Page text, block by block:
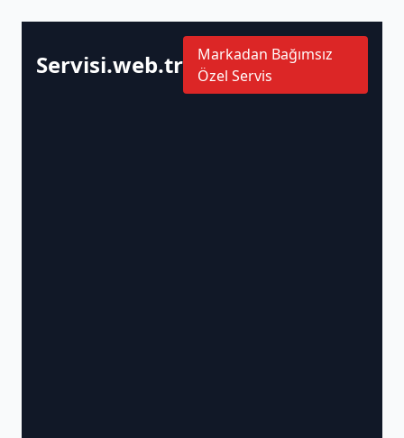
Servisi.web.tr
Markadan Bağımsız
Özel Servis